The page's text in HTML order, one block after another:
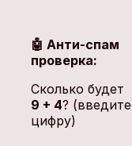
🤖 Анти-спам
проверка:
Сколько будет
9 + 4? (введите
цифру)